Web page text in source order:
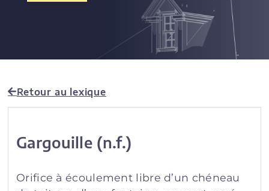
Retour au lexique
Gargouille (n.f.)
Orifice à écoulement libre d’un chéneau